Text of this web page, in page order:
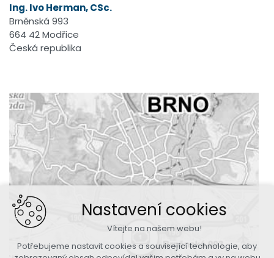
Ing. Ivo Herman, CSc.
Brněnská 993
664 42 Modřice
Česká republika
Nastavení cookies
Vítejte na našem webu!
Potřebujeme nastavit cookies a související technologie, aby